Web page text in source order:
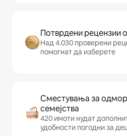
Потврдени рецензии
Над 4.030 проверени
помогнат да изберете
Сместувања за
семејства
420 имоти нудат
удобности погодни за